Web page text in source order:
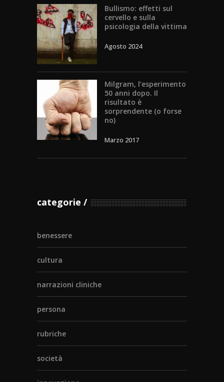
Bullismo: effetti sul
cervello e sulla
psicologia della vittima
Agosto 2024
Milgram, l’esperimento
50 anni dopo. Il
risultato è
sorprendente (o forse
no)
Marzo 2017
categorie
benessere
cultura
narrazioni cliniche
persona
rubriche
società